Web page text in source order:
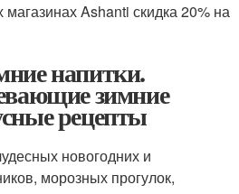
Ashanti скидка 20% на
напитки.
зимние
рецепты
новогодних и
морозных прогулок,